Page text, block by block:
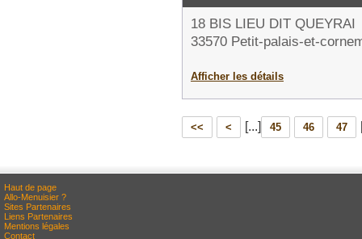
18 BIS LIEU DIT QUEYRAI
33570 Petit-palais-et-
Afficher les détails
<< < [...] 45 46 47
Haut de page
Allo-Menuisier ?
Sites Partenaires
Liens Partenaires
Mentions légales
Contact